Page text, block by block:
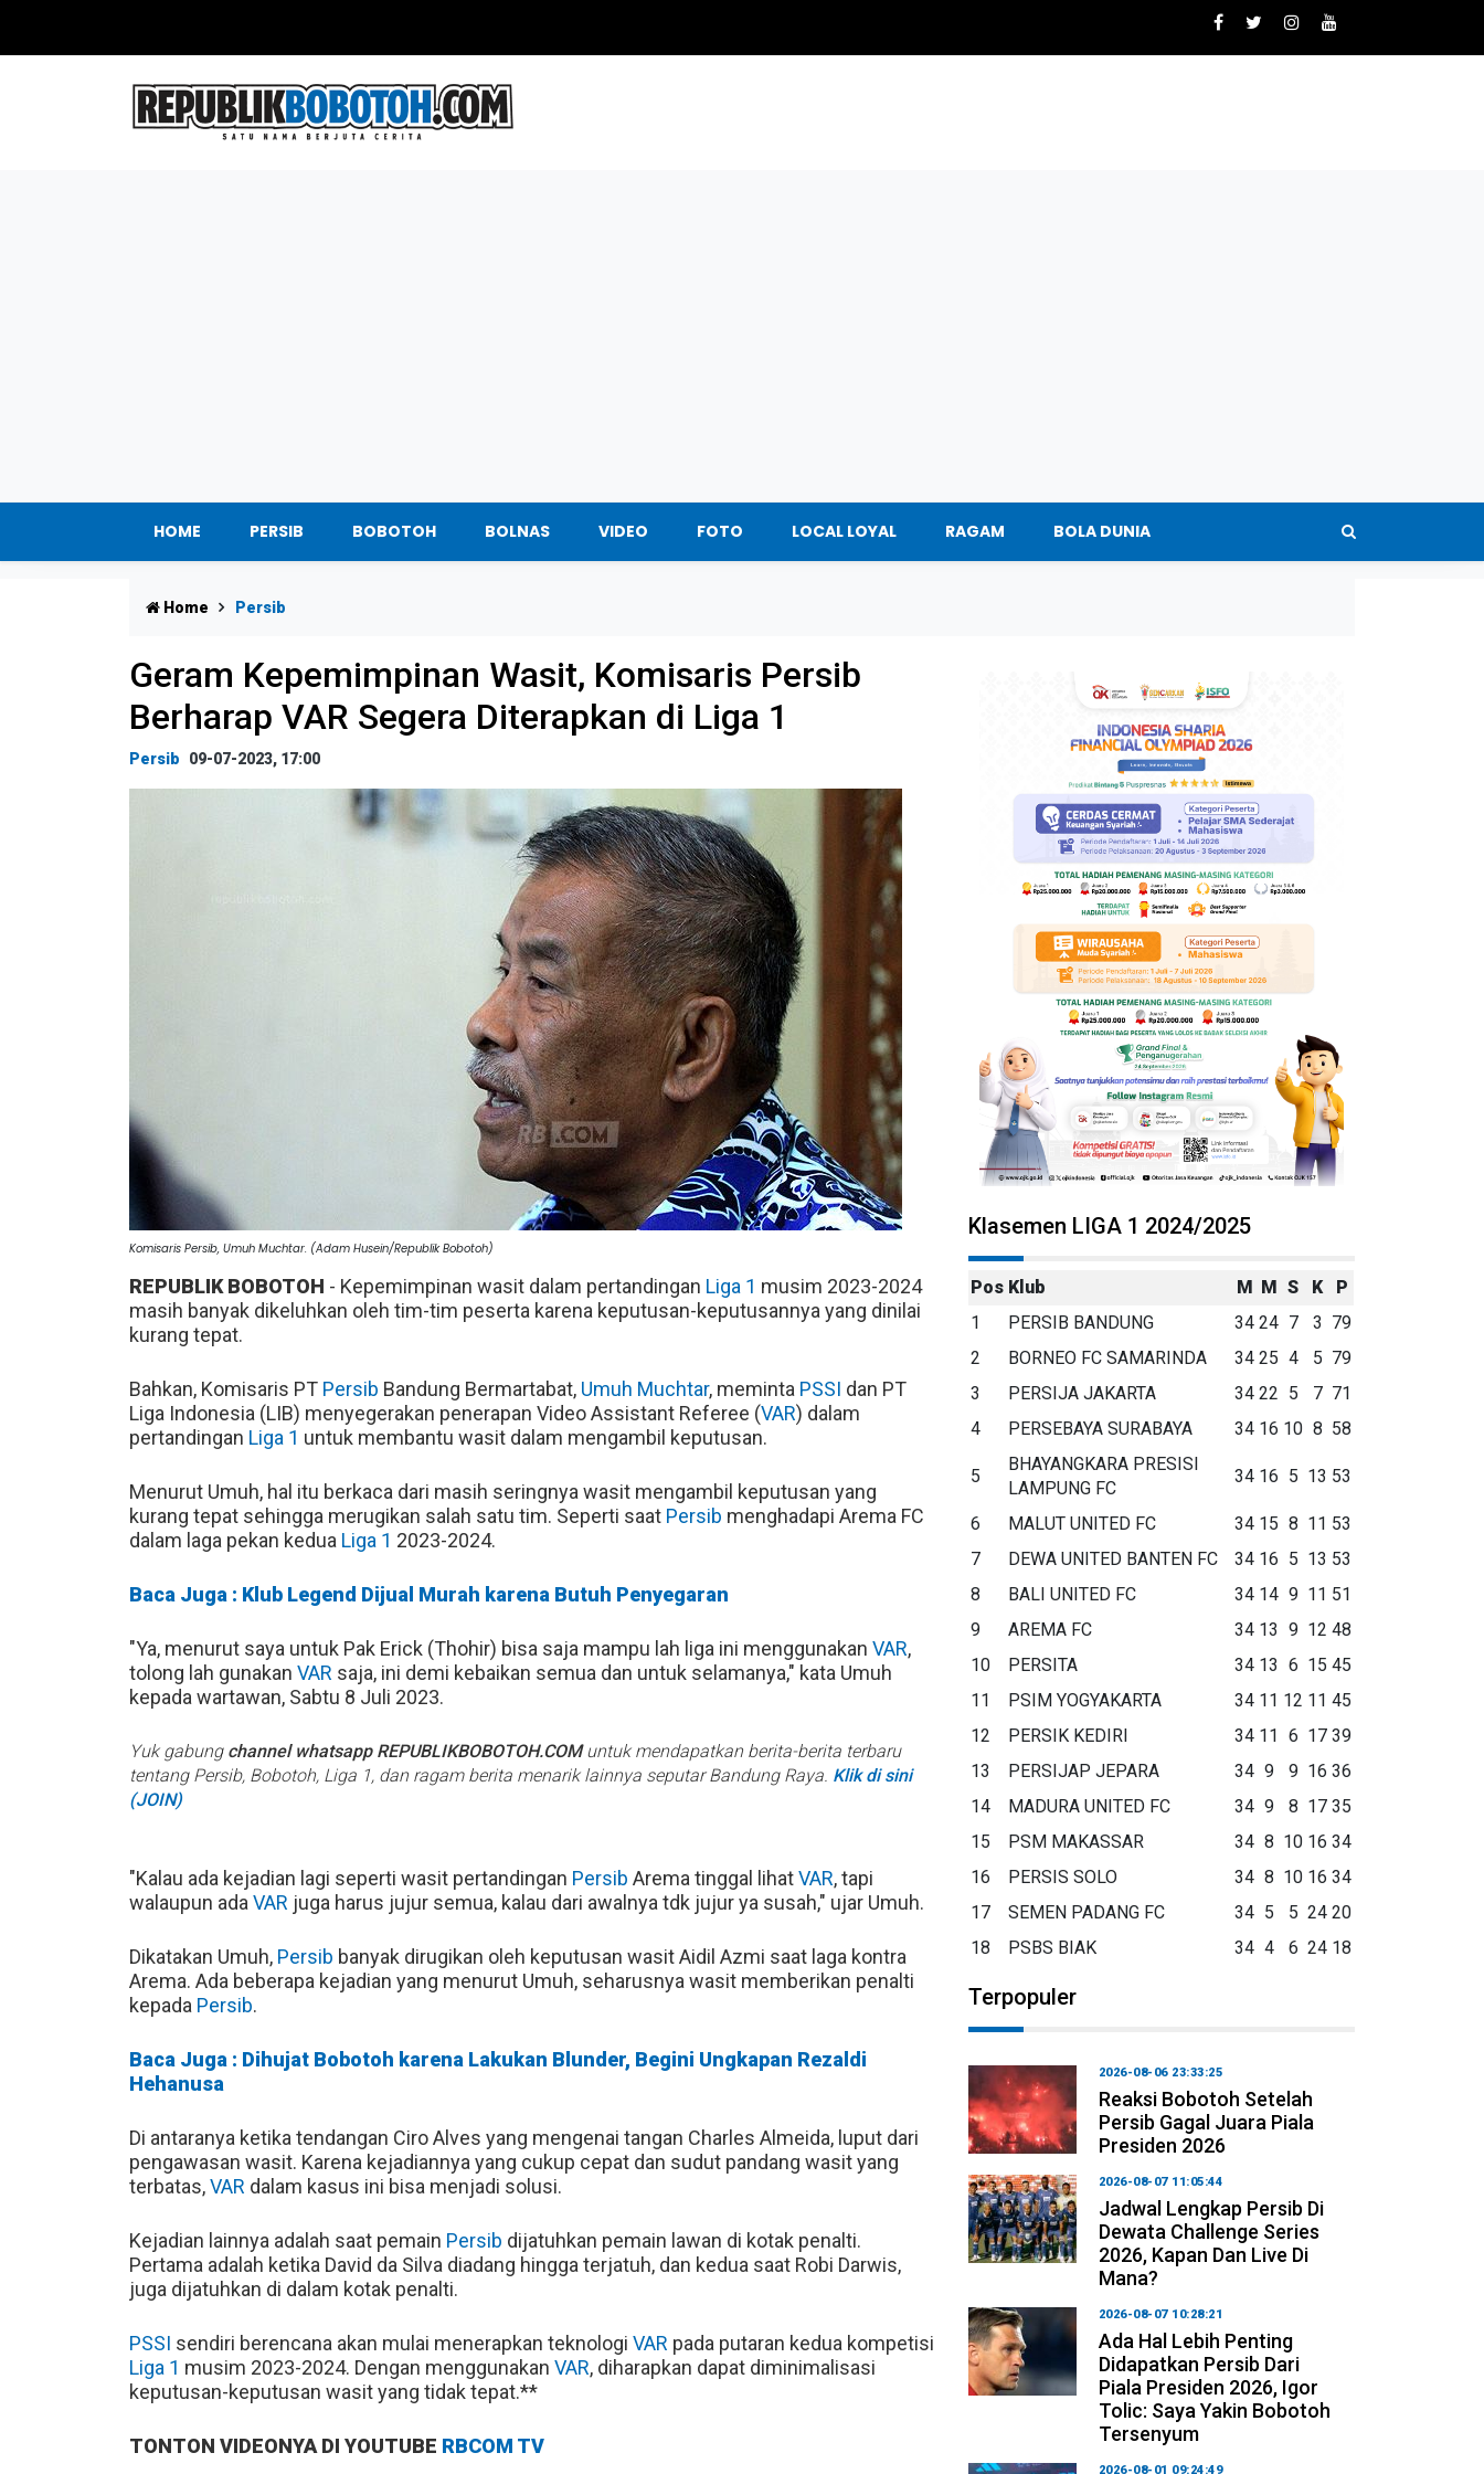
HOME PERSIB BOBOTOH BOLNAS VIDEO FOTO LOCAL LOYAL RAGAM BOLA DUNIA
Home Persib
Geram Kepemimpinan Wasit, Komisaris Persib
Berharap VAR Segera Diterapkan di Liga 1
Persib 09-07-2023, 17:00
Komisaris Persib, Umuh Muchtar. (Adam Husein/Republik Bobotoh)
REPUBLIK BOBOTOH - Kepemimpinan wasit dalam pertandingan Liga 1 musim 2023-2024
masih banyak dikeluhkan oleh tim-tim peserta karena keputusan-keputusannya yang dinilai
kurang tepat.
Bahkan, Komisaris PT Persib Bandung Bermartabat, Umuh Muchtar, meminta PSSI dan PT
Liga Indonesia (LIB) menyegerakan penerapan Video Assistant Referee (VAR) dalam
pertandingan Liga 1 untuk membantu wasit dalam mengambil keputusan.
Menurut Umuh, hal itu berkaca dari masih seringnya wasit mengambil keputusan yang
kurang tepat sehingga merugikan salah satu tim. Seperti saat Persib menghadapi Arema FC
dalam laga pekan kedua Liga 1 2023-2024.
Baca Juga : Klub Legend Dijual Murah karena Butuh Penyegaran
"Ya, menurut saya untuk Pak Erick (Thohir) bisa saja mampu lah liga ini menggunakan VAR,
tolong lah gunakan VAR saja, ini demi kebaikan semua dan untuk selamanya," kata Umuh
kepada wartawan, Sabtu 8 Juli 2023.
Yuk gabung channel whatsapp REPUBLIKBOBOTOH.COMuntuk mendapatkan berita-berita terbaru
tentang Persib, Bobotoh, Liga 1, dan ragam berita menarik lainnya seputar Bandung Raya. Klik di sini
(JOIN)
"Kalau ada kejadian lagi seperti wasit pertandingan Persib Arema tinggal lihatVAR, tapi
walaupun ada VAR juga harus jujur semua, kalau dari awalnya tdk jujur ya susah," ujar Umuh.
Dikatakan Umuh, Persib banyak dirugikan oleh keputusan wasit Aidil Azmi saat laga kontra
Arema. Ada beberapa kejadian yang menurut Umuh, seharusnya wasit memberikan penalti
kepada Persib.
Baca Juga : Dihujat Bobotoh karena Lakukan Blunder, Begini Ungkapan Rezaldi
Hehanusa
Di antaranya ketika tendangan Ciro Alves yang mengenai tangan Charles Almeida, luput dari
pengawasan wasit. Karena kejadiannya yang cukup cepat dan sudut pandang wasit yang
terbatas,VAR dalam kasus ini bisa menjadi solusi.
Kejadian lainnya adalah saat pemain Persib dijatuhkan pemain lawan di kotak penalti.
Pertama adalah ketika David da Silva diadang hingga terjatuh, dan kedua saat Robi Darwis,
juga dijatuhkan di dalam kotak penalti.
PSSI sendiri berencana akan mulai menerapkan teknologi VAR pada putaran kedua kompetisi
Liga 1 musim 2023-2024. Dengan menggunakan VAR, diharapkan dapat diminimalisasi
keputusan-keputusan wasit yang tidak tepat.**
TONTON VIDEONYA DI YOUTUBE RBCOM TV
Klasemen LIGA 1 2024/2025
Pos Klub M M S K
P
1
PERSIB BANDUNG 34 24 7 3 79
2
BORNEO FC SAMARINDA 34 25 4 5 79
3
PERSIJA JAKARTA 34 22 5 7 71
4
PERSEBAYA SURABAYA 34 16 10 8 58
5
BHAYANGKARA PRESISI
LAMPUNG FC
34 16 5 13 53
6 MALUT UNITED FC 34 15 8 11 53
7
DEWA UNITED BANTEN FC 34 16 5 13 53
8
BALI UNITED FC 34 14 9 11 51
9
AREMA FC 34 13 9 12 48
10
PERSITA 34 13 6 15 45
11
PSIM YOGYAKARTA 34 11 12 11 45
12
PERSIK KEDIRI 34 11 6 17 39
13
PERSIJAP JEPARA 34 9 9 16 36
14
MADURA UNITED FC 34 9 8 17 35
15
PSM MAKASSAR 34 8 10 16 34
16
PERSIS SOLO 34 8 10 16 34
17
SEMEN PADANG FC 34 5 5 24 20
18
PSBS BIAK 34 4 6 24 18
Terpopuler
2026-08-06 23:33:25
Reaksi Bobotoh Setelah
Persib Gagal Juara Piala
Presiden 2026
2026-08-07 11:05:44
Jadwal Lengkap Persib Di
Dewata Challenge Series
2026, Kapan Dan Live Di
Mana?
2026-08-07 10:28:21
Ada Hal Lebih Penting
Didapatkan Persib Dari
Piala Presiden 2026, Igor
Tolic: Saya Yakin Bobotoh
Tersenyum
2026-08-01 09:24:49